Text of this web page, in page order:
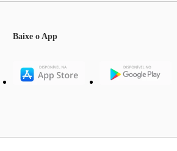
Baixe o App